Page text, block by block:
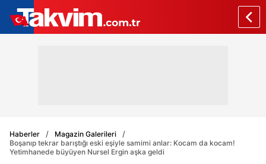
Haberler
Magazin Galerileri
Boşanıp tekrar barıştığı eski eşiyle samimi anlar: Kocam da kocam!
Yetimhanede büyüyen Nursel Ergin aşka geldi